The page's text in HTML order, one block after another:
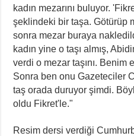
kadın mezarını buluyor.
şeklindeki bir taşa. Götürüp
sonra mezar buraya
kadın yine o taşı almış,
verdi o mezar taşını. Benim
Sonra ben onu Gazeteciler
taş orada duruyor şimdi.
oldu Fikret'le."
Resim dersi verdiği